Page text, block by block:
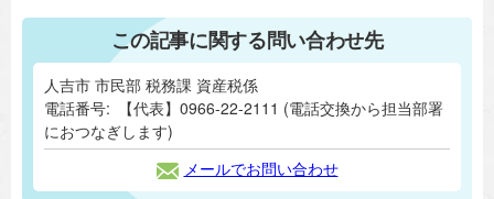
この記事に関する問い合わせ先
人吉市 市民部 税務課 資産税係
電話番号:
【代表】0966-22-2111 (電話交換から担当部署
におつなぎします)
メールでお問い合わせ